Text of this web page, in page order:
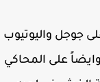
واليوتيوب
على المحاكي